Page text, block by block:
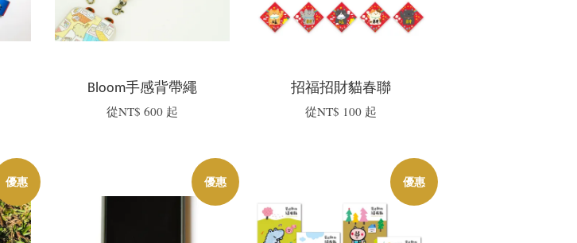
Bloom手感背帶繩
從NT$ 600 起
招福招財貓春聯
從NT$ 100 起
優惠 優惠 優惠